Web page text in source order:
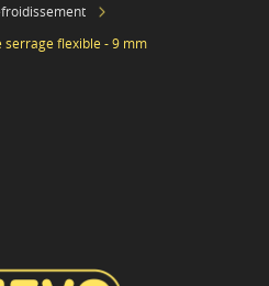
serrage flexible - 9 mm